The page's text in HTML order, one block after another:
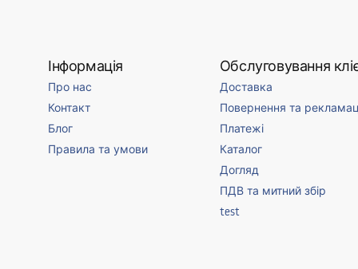
Інформація
Про нас
Контакт
Блог
Правила та умови
Обслуговування
Доставка
Повернення та
Платежі
Каталог
Догляд
ПДВ та митний збір
test